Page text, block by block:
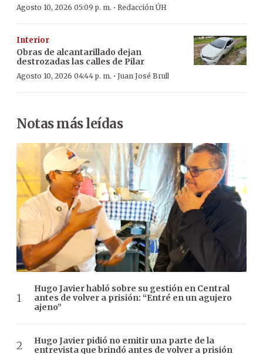
Agosto 10, 2026 05:09 p. m. · Redacción ÚH
Interior
Obras de alcantarillado dejan
destrozadas las calles de Pilar
Agosto 10, 2026 04:44 p. m. · Juan José Brull
Notas más leídas
Hugo Javier habló sobre su gestión en Central
antes de volver a prisión: “Entré en un agujero
ajeno”
Hugo Javier pidió no emitir una parte de la
entrevista que brindó antes de volver a prisión